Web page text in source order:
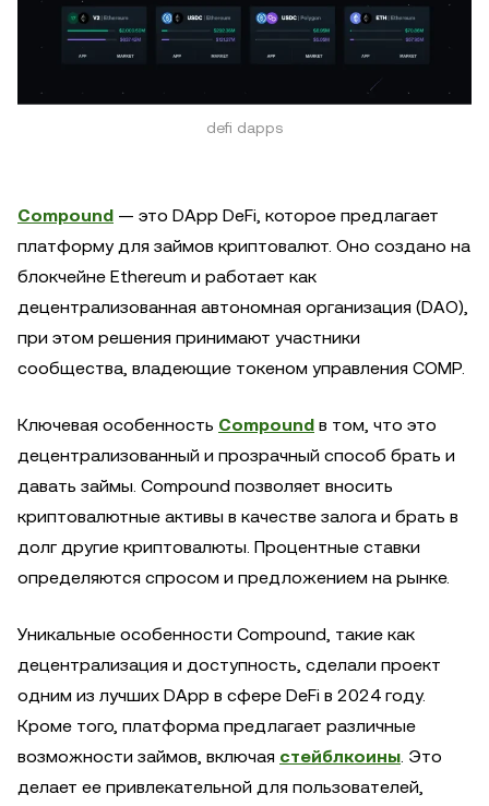
defi dapps
Compound — это DApp DeFi, которое предлагает
платформу для займов криптовалют. Оно создано на
блокчейне Ethereum и работает как
децентрализованная автономная организация (DAO),
при этом решения принимают участники
сообщества, владеющие токеном управления COMP.
Ключевая особенность Compound в том, что это
децентрализованный и прозрачный способ брать и
давать займы. Compound позволяет вносить
криптовалютные активы в качестве залога и брать в
долг другие криптовалюты. Процентные ставки
определяются спросом и предложением на рынке.
Уникальные особенности Compound, такие как
децентрализация и доступность, сделали проект
одним из лучших DApp в сфере DeFi в 2024 году.
Кроме того, платформа предлагает различные
возможности займов, включая стейблкоины . Это
делает ее привлекательной для пользователей,